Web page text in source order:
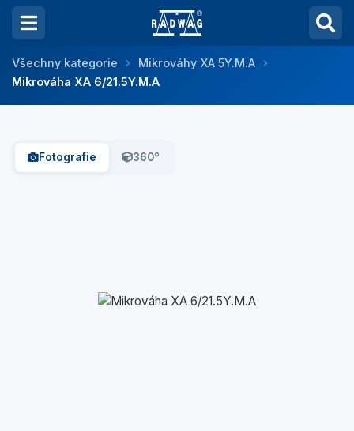
Všechny kategorie
Mikrováhy XA 5Y.M.A
Mikrováha XA 6/21.5Y.M.A
Fotografie 360°